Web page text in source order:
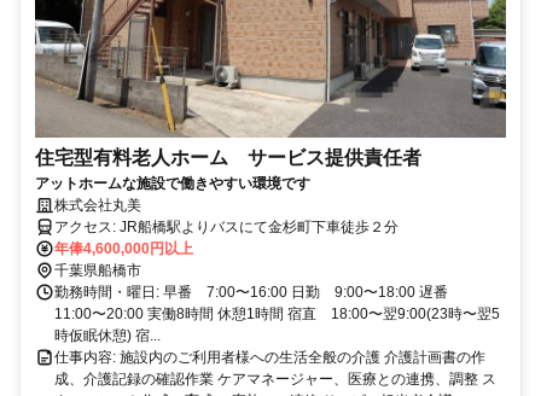
住宅型有料老人ホーム サービス提供責任者
アットホームな施設で働きやすい環境です
株式会社丸美
アクセス: JR船橋駅よりバスにて金杉町下車徒歩２分
年俸4,600,000円以上
千葉県船橋市
勤務時間・曜日: 早番 7:00〜16:00 日勤 9:00〜18:00 遅番
11:00〜20:00 実働8時間 休憩1時間 宿直 18:00〜翌9:00(23時〜翌5
時仮眠休憩) 宿...
仕事内容: 施設内のご利用者様への生活全般の介護 介護計画書の作
成、介護記録の確認作業 ケアマネージャー、医療との連携、調整 ス